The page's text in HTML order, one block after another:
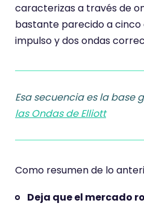
caracterizas a través de
bastante parecido a cinco
impulso y dos ondas
Esa secuencia es la base
las Ondas de Elliott
Como resumen de lo
Deja que el mercado